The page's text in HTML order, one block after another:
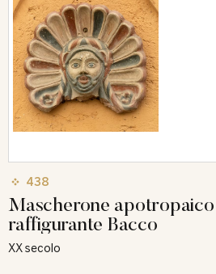
438
Mascherone
raffigurante Bacco
XX secolo